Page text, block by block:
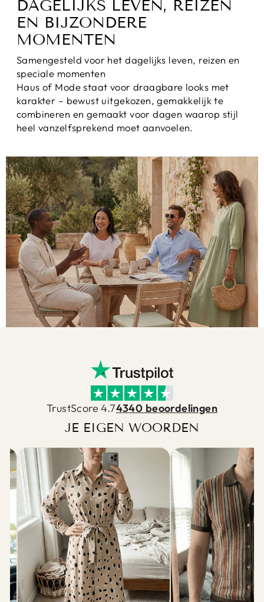
DAGELIJKS LEVEN, REIZEN
EN BIJZONDERE
MOMENTEN
Samengesteld voor het dagelijks leven, reizen en
speciale momenten
Haus of Mode staat voor draagbare looks met
karakter – bewust uitgekozen, gemakkelijk te
combineren en gemaakt voor dagen waarop stijl
heel vanzelfsprekend moet aanvoelen.
TrustScore 4.74340 beoordelingen
JE EIGEN WOORDEN